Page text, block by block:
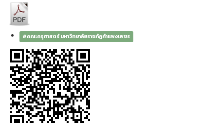
#คณะครุศาสตร์ มหาวิทยาลัยราชภัฏกำแพงเพชร